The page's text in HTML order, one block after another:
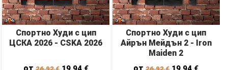
Спортно Худи с цип
ЦСКА 2026 - CSKA 2026
от
Спортно Худи с цип
Айрън Мейдън 2 - Iron
Maiden 2
от